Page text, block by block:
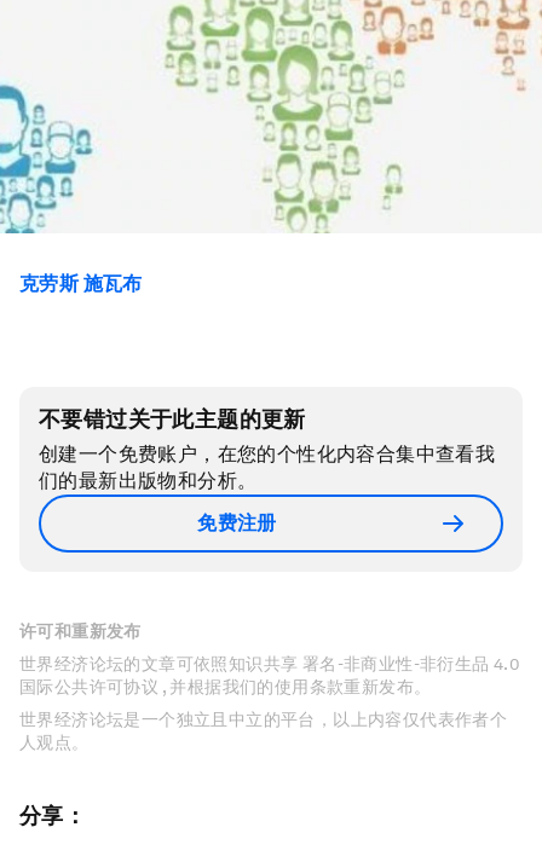
克劳斯 施瓦布
不要错过关于此主题的更新
创建一个免费账户，在您的个性化内容合集中查看我
们的最新出版物和分析。
免费注册
许可和重新发布
世界经济论坛的文章可依照知识共享 署名-非商业性-非衍生品 4.0
国际公共许可协议 , 并根据我们的使用条款重新发布。
世界经济论坛是一个独立且中立的平台，以上内容仅代表作者个
人观点。
分享：